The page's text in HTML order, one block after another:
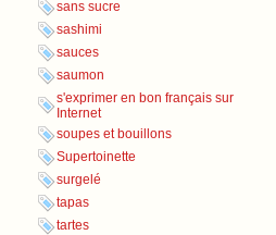
sans sucre
sashimi
sauces
saumon
s'exprimer en bon français sur
Internet
soupes et bouillons
Supertoinette
surgelé
tapas
tartes